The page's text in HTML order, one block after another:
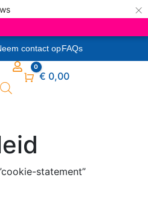
×
contact opFAQs
Winkelwagen
0
€ 0,00
statement”